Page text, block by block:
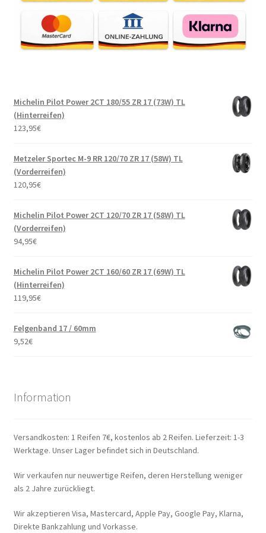
Michelin Pilot Power 2CT 180/55 ZR 17 (73W) TL
(Hinterreifen)
123,95€
Metzeler Sportec M-9 RR 120/70 ZR 17 (58W) TL
(Vorderreifen)
120,95€
Michelin Pilot Power 2CT 120/70 ZR 17 (58W) TL
(Vorderreifen)
94,95€
Michelin Pilot Power 2CT 160/60 ZR 17 (69W) TL
(Hinterreifen)
119,95€
Felgenband 17 / 60mm
9,52€
Information
Versandkosten: 1 Reifen 7€, kostenlos ab 2 Reifen. Lieferzeit: 1-3
Werktage. Unser Lager befindet sich in Deutschland.
Wir verkaufen nur neuwertige Reifen, deren Herstellung weniger
als 2 Jahre zurückliegt.
Wir akzeptieren Visa, Mastercard, Apple Pay, Google Pay, Klarna,
Direkte Bankzahlung und Vorkasse.